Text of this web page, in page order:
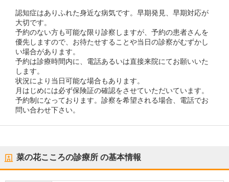
認知症はありふれた身近な病気です。早期発見、早期対応が
大切です。
予約のない方も可能な限り診察しますが、予約の患者さんを
優先しますので、お待たせすることや当日の診察がむずかし
い場合があります。
予約は診療時間内に、電話あるいは直接来院にてお願いいた
します。
状況により当日可能な場合もあります。
月はじめには必ず保険証の確認をさせていただいています。
予約制になっております。診察を希望される場合、電話でお
問い合わせ下さい。
菜の花こころの診療所 の基本情報